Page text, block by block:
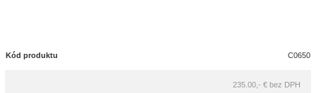
Kód produktu C0650
235.00,- € bez DPH